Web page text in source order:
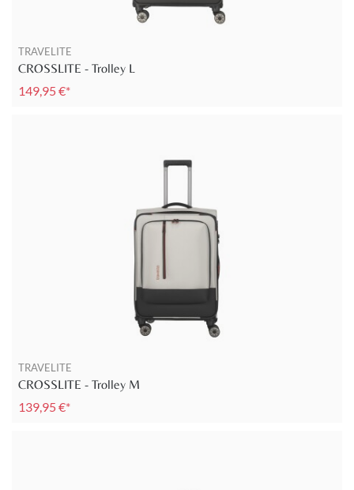
TRAVELITE
CROSSLITE - Trolley L
149,95 €*
TRAVELITE
CROSSLITE - Trolley M
139,95 €*